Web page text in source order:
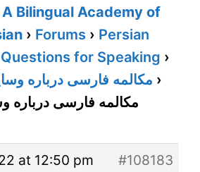
A Bilingual Academy of
› Forums › Persian
for Speaking ›
مکالمه فارسی درباره ›
at 12:50 pm
#108183